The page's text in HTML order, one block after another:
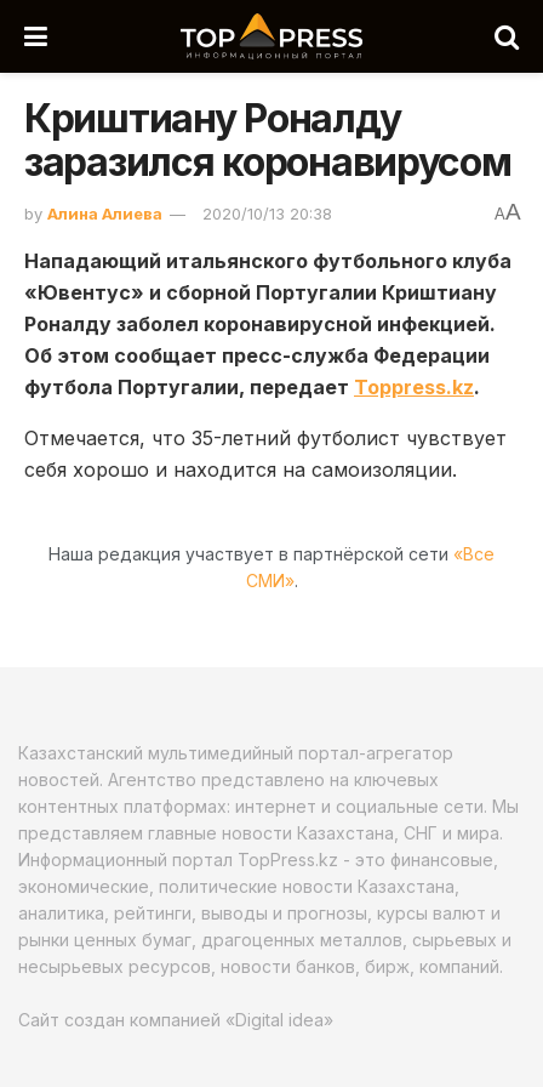
Криштиану Роналду
заразился коронавирусом
by Алина Алиева 2020/10/13 20:38 AA
Нападающий итальянского футбольного клуба
«Ювентус» и сборной Португалии Криштиану
Роналду заболел коронавирусной инфекцией.
Об этом сообщает пресс-служба Федерации
футбола Португалии, передает Toppress.kz.
Отмечается, что 35-летний футболист чувствует
себя хорошо и находится на самоизоляции.
Наша редакция участвует в партнёрской сети «Все
СМИ».
Казахстанский мультимедийный портал-агрегатор
новостей. Агентство представлено на ключевых
контентных платформах: интернет и социальные сети. Мы
представляем главные новости Казахстана, СНГ и мира.
Информационный портал TopPress.kz - это финансовые,
экономические, политические новости Казахстана,
аналитика, рейтинги, выводы и прогнозы, курсы валют и
рынки ценных бумаг, драгоценных металлов, сырьевых и
несырьевых ресурсов, новости банков, бирж, компаний.
Сайт создан компанией «Digital idea»